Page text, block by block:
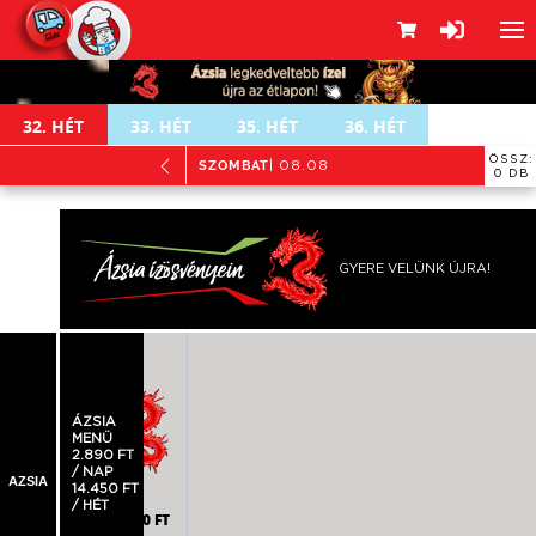
32. HÉT 33. HÉT 35. HÉT 36. HÉT
SZOMBAT | 08.08
ÖSSZ:
0 DB
GYERE VELÜNK ÚJRA!
AZSIA
ÁZSIA
MENÜ
2.890 FT
/ NAP
14.450 FT
/ HÉT
2.790 FT